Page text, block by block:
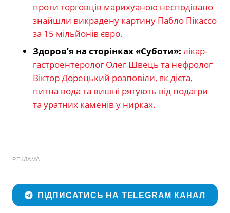
проти торговців марихуаною несподівано
знайшли викрадену картину Пабло Пікассо
за 15 мільйонів євро.
Здоров’я на сторінках «Суботи»: лікар-
гастроентеролог Олег Швець та нефролог
Віктор Дорецький розповіли, як дієта,
питна вода та вишні рятують від подагри
та уратних каменів у нирках.
РЕКЛАМА
ПІДПИСАТИСЬ НА TELEGRAM КАНАЛ